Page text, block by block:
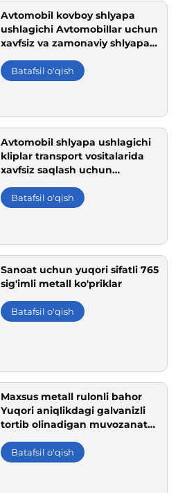
Avtomobil kovboy shlyapa
ushlagichi Avtomobillar uchun
xavfsiz va zamonaviy shlyapa
Batafsil o'qish
Avtomobil shlyapa ushlagichi
kliplar transport vositalarida
xavfsiz saqlash uchun
Batafsil o'qish
Sanoat uchun yuqori sifatli 765
sig'imli metall ko'priklar
Batafsil o'qish
Maxsus metall rulonli bahor
Yuqori aniqlikdagi galvanizli
tortib olinadigan muvozanat
Batafsil o'qish